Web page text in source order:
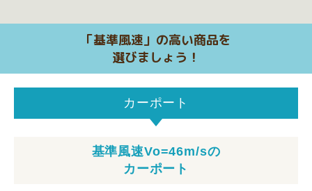
「基準風速」の高い商品を
選びましょう！
カーポート
基準風速Vo=46m/sの
カーポート